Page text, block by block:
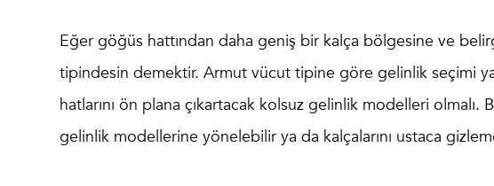
Eğer göğüs hattından daha geniş bir kalça bölgesine ve
tipindesin demektir. Armut vücut tipine göre gelinlik seçimi
hatlarını ön plana çıkartacak kolsuz gelinlik modelleri
gelinlik modellerine yönelebilir ya da kalçalarını ustaca